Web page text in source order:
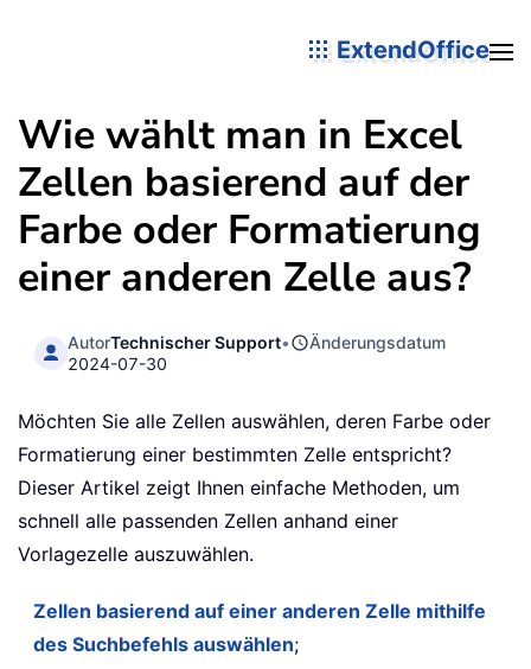
ExtendOffice
Wie wählt man in Excel
Zellen basierend auf der
Farbe oder Formatierung
einer anderen Zelle aus?
AutorTechnischer Support•
Änderungsdatum
2024-07-30
Möchten Sie alle Zellen auswählen, deren Farbe oder
Formatierung einer bestimmten Zelle entspricht?
Dieser Artikel zeigt Ihnen einfache Methoden, um
schnell alle passenden Zellen anhand einer
Vorlagezelle auszuwählen.
Zellen basierend auf einer anderen Zelle mithilfe
des Suchbefehls auswählen;